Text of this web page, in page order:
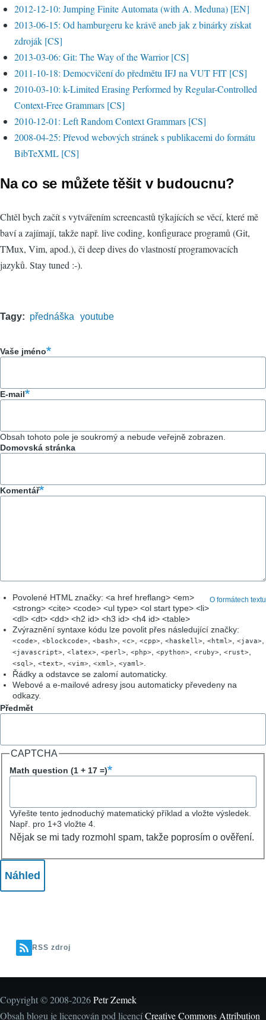
2012-12-10: Jumping Finite Automata (with A. Meduna) [EN]
2013-06-15: Od hamburgeru ke krávě aneb jak z binárky získat
zdroják [CS]
2013-03-06: Git: The Way of the Warrior [CS]
2011-10-18: Democvičení do předmětu IFJ na VUT FIT [CS]
2010-03-10: k-Limited Erasing Performed by Regular-Controlled
Context-Free Grammars [CS]
2010-12-01: Left Random Context Grammars [CS]
2008-04-25: Převod webových stránek s publikacemi do formátu
BibTeXML [CS]
Na co se můžete těšit v budoucnu?
Chtěl bych začít s vytvářením screencastů týkajících se věcí, které mě
baví a zajímají, takže např. live coding, konfigurace programů (Git,
TMux, Vim, apod.), či deep dives do vlastností programovacích
jazyků. Stay tuned :-).
Tagy přednáška youtube
Vaše jméno
E-mail
Obsah tohoto pole je soukromý a nebude veřejně zobrazen.
Domovská stránka
Komentář
O formátech textu
Povolené HTML značky: <a href hreflang> <em>
<strong> <cite> <code> <ul type> <ol start type> <li>
<dl> <dt> <dd> <h2 id> <h3 id> <h4 id> <table>
Zvýraznění syntaxe kódu lze povolit přes následující značky:
<code> <blockcode> <bash> <c> <cpp> <haskell> <html> <java>
<javascript> <latex> <perl> <php> <python> <ruby> <rust>
<sql> <text> <vim> <xml> <yaml>
Řádky a odstavce se zalomí automaticky.
Webové a e-mailové adresy jsou automaticky převedeny na
odkazy.
Předmět
CAPTCHA
Math question (1 + 17 =)
Vyřešte tento jednoduchý matematický příklad a vložte výsledek.
Např. pro 1+3 vložte 4.
Nějak se mi tady rozmohl spam, takže poprosím o ověření.
RSS zdroj
Copyright © 2008-2026Petr Zemek
Obsah blogu je licencován pod licencíCreative Commons Attribution